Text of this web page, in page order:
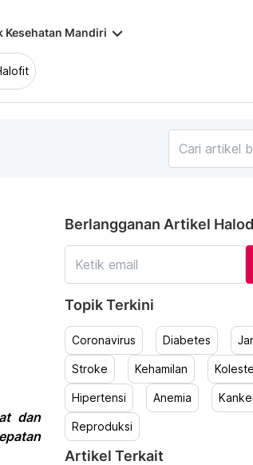
Kesehatan Mandiri keyboard_arrow_down
dan
Berlangganan Artikel
Topik Terkini
Coronavirus Diabetes
Stroke Kehamilan
Hipertensi Anemia
Reproduksi
Artikel Terkait